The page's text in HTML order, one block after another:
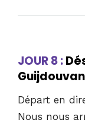
JOUR 8 :
Départ en
Nous nous